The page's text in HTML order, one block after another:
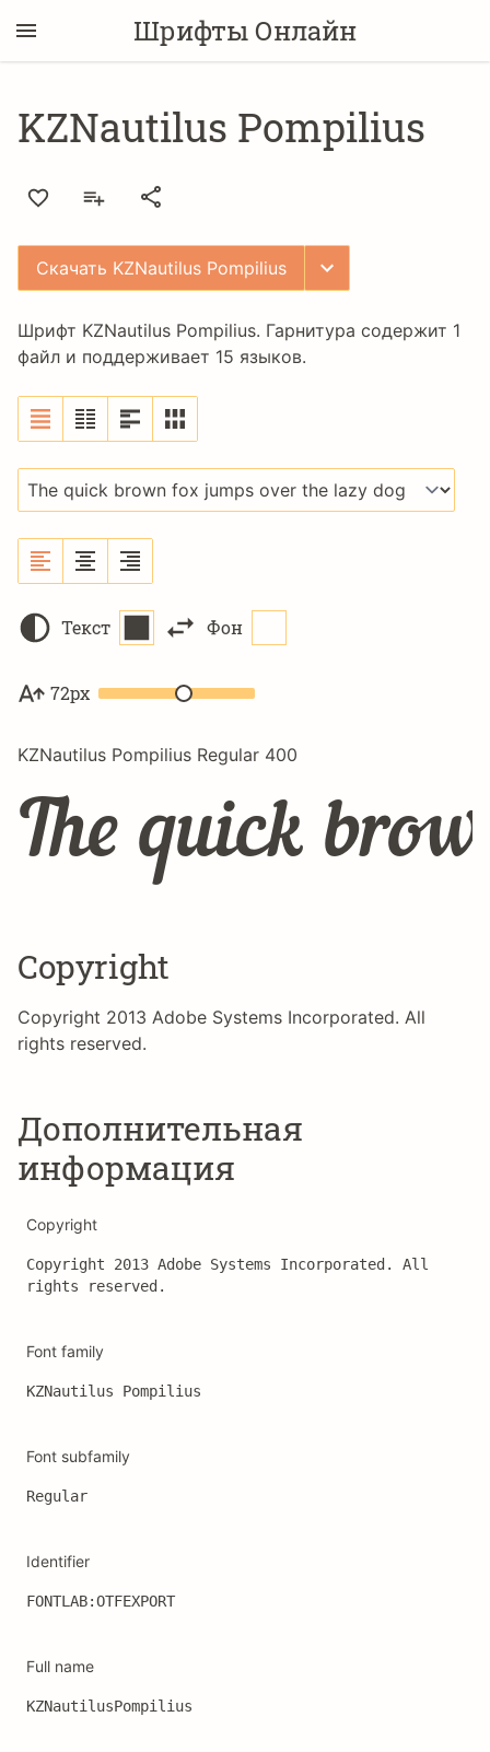
Шрифты Онлайн
KZNautilus Pompilius
Скачать KZNautilus Pompilius
Шрифт KZNautilus Pompilius. Гарнитура содержит 1
файл и поддерживает 15 языков.
Текст Фон
72px
KZNautilus Pompilius Regular 400
The quick
Copyright
Copyright 2013 Adobe Systems Incorporated. All
rights reserved.
Дополнительная
информация
Copyright
Copyright 2013 Adobe Systems Incorporated. All
rights reserved.
Font family
KZNautilus Pompilius
Font subfamily
Regular
Identifier
FONTLAB:OTFEXPORT
Full name
KZNautilusPompilius